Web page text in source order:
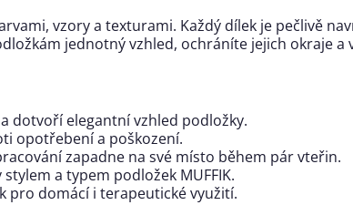
vzory a texturami. Každý dílek je pečlivě
jednotný vzhled, ochráníte jejich okraje
dotvoří elegantní vzhled podložky.
opotřebení a poškození.
zapadne na své místo během pár vteřin.
a typem podložek MUFFIK.
pro domácí i terapeutické využití.